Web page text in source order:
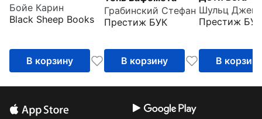
Бойе Карин
Black Sheep Books
В корзину
Грабинский Стефан
Престиж БУК
В корзину
Престиж БУК
В корзину